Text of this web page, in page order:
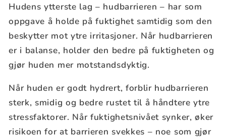
Hudens ytterste lag – hudbarrieren – har som
oppgave å holde på fuktighet samtidig som den
beskytter mot ytre irritasjoner. Når hudbarrieren
er i balanse, holder den bedre på fuktigheten og
gjør huden mer motstandsdyktig.
Når huden er godt hydrert, forblir hudbarrieren
sterk, smidig og bedre rustet til å håndtere ytre
stressfaktorer. Når fuktighetsnivået synker, øker
risikoen for at barrieren svekkes – noe som gjør